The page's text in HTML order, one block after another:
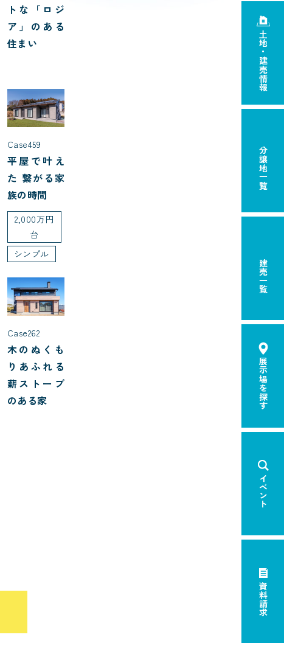
トな「ロジ
ア」のある
住まい
Case459
平屋で叶え
た 繋がる家
族の時間
2,000万円
台
シンプル
Case262
木のぬくも
りあふれる
薪ストーブ
のある家
土地・建売情報
分譲地一覧
建売一覧
展示場を探す
イベント
資料請求